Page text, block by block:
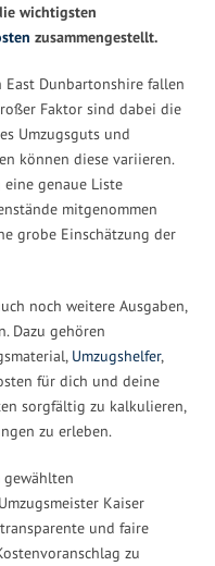
wichtigsten
zusammengestellt.
East Dunbartonshire fallen
Faktor sind dabei die
Umzugsguts und
können diese variieren.
eine genaue Liste
mitgenommen
grobe Einschätzung der
noch weitere Ausgaben,
Dazu gehören
Umzugshelfer,
für dich und deine
sorgfältig zu kalkulieren,
zu erleben.
gewählten
Kaiser
und faire
zu